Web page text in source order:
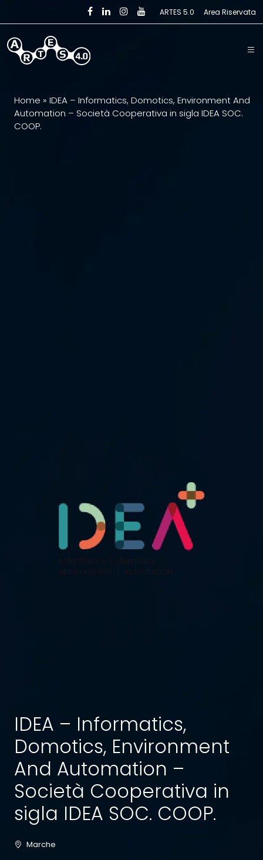
Skip to main content ARTES 5.0 Area Riservata
Home » IDEA – Informatics, Domotics, Environment And
Automation – Società Cooperativa in sigla IDEA SOC.
COOP.
IDEA – Informatics,
Domotics, Environment
And Automation –
Società Cooperativa in
sigla IDEA SOC. COOP.
Marche